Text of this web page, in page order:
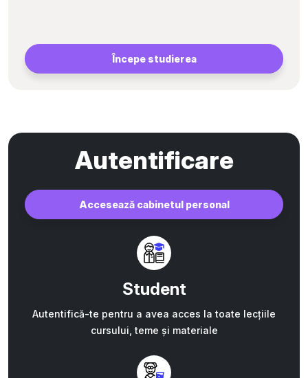
Începe studierea
Autentificare
Accesează cabinetul personal
Student
Autentifică-te pentru a avea acces la toate lecțiile
cursului, teme și materiale